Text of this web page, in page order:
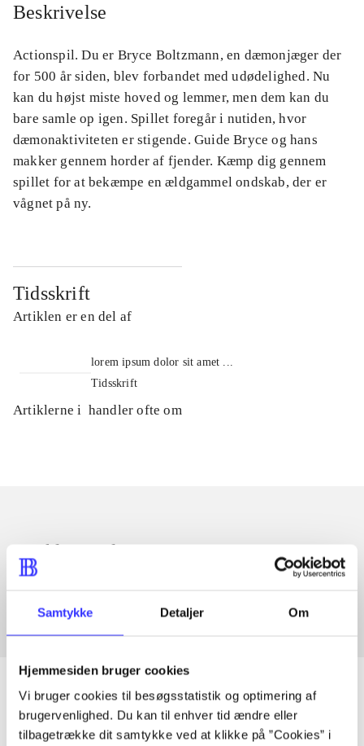
Samtykke Detaljer Om
Hjemmesiden bruger cookies
Vi bruger cookies til besøgsstatistik og optimering af
brugervenlighed. Du kan til enhver tid ændre eller
tilbagetrække dit samtykke ved at klikke på ”Cookies” i
Beskrivelse
Actionspil. Du er Bryce Boltzmann, en dæmonjæger der
for 500 år siden, blev forbandet med udødelighed. Nu
kan du højst miste hoved og lemmer, men dem kan du
bare samle op igen. Spillet foregår i nutiden, hvor
dæmonaktiviteten er stigende. Guide Bryce og hans
makker gennem horder af fjender. Kæmp dig gennem
spillet for at bekæmpe en ældgammel ondskab, der er
vågnet på ny.
Tidsskrift
Artiklen er en del af
lorem ipsum dolor sit amet ...
Tidsskrift
Artiklerne i handler ofte om
Artikler med samme emner
Fra
Artikler